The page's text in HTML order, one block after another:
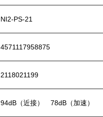
NI2-PS-21
4571117958875
2118021199
94dB（近接） 78dB（加速）